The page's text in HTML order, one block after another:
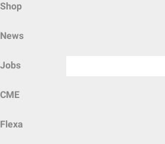
Shop
News
Jobs
CME
Flexa